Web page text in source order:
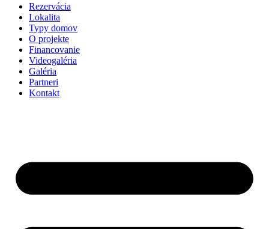
Rezervácia
Lokalita
Typy domov
O projekte
Financovanie
Videogaléria
Galéria
Partneri
Kontakt